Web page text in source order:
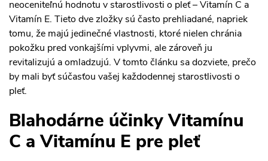
neoceniteľnú hodnotu v starostlivosti o pleť – Vitamín C a
Vitamín E. Tieto dve zložky sú často prehliadané, napriek
tomu, že majú jedinečné vlastnosti, ktoré nielen chránia
pokožku pred vonkajšími vplyvmi, ale zároveň ju
revitalizujú a omladzujú. V tomto článku sa dozviete, prečo
by mali byť súčasťou vašej každodennej starostlivosti o
pleť.
Blahodárne účinky Vitamínu
C a Vitamínu E pre pleť